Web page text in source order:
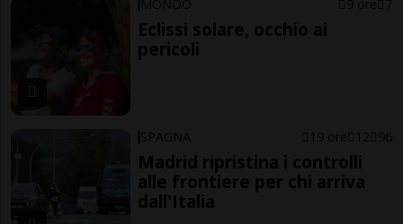
MONDO 9 ore 7
Eclissi solare, occhio ai
pericoli
SPAGNA 19 ore 12 96
Madrid ripristina i controlli
alle frontiere per chi arriva
dall'Italia